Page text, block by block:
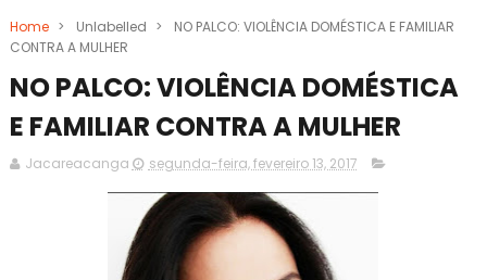
Home > Unlabelled >
NO PALCO: VIOLÊNCIA DOMÉSTICA E FAMILIAR
CONTRA A MULHER
NO PALCO: VIOLÊNCIA DOMÉSTICA
E FAMILIAR CONTRA A MULHER
Jacareacanga segunda-feira, fevereiro 13, 2017